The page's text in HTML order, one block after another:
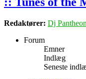
Redaktører: Dj Pantheon
Forum
Emner
Indlæg
Seneste